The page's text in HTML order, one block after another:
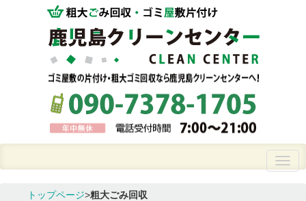
トップページ>粗大ごみ回収